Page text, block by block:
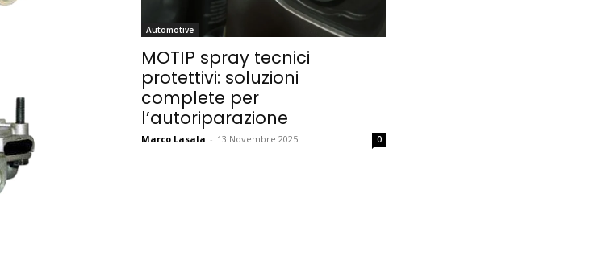
Automotive
MOTIP spray tecnici
protettivi: soluzioni
complete per
l’autoriparazione
Marco Lasala - 13 Novembre 2025 0